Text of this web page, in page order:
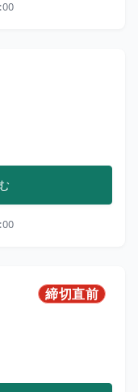
締切直前